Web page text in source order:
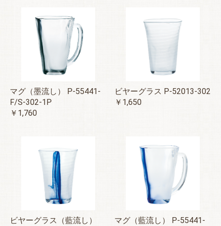
マグ（墨流し） P-55441-
F/S-302-1P
￥1,760
ビヤーグラス P-52013-302
￥1,650
ビヤーグラス（藍流し）
マグ（藍流し） P-55441-